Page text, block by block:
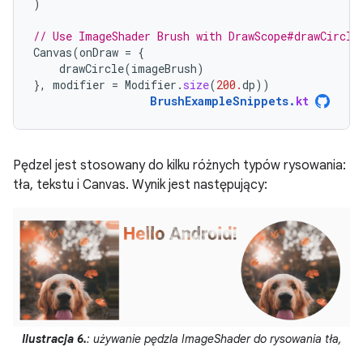
)
// Use ImageShader Brush with
Canvas(onDraw = {
drawCircle(imageBrush)
},
modifier = Modifier . size(200.dp))
BrushExampleSnippets. kt
Pędzel jest stosowany do kilku różnych typów rysowania:
tła, tekstu i Canvas. Wynik jest następujący:
Ilustracja 6.: używanie pędzla ImageShader do rysowania tła,